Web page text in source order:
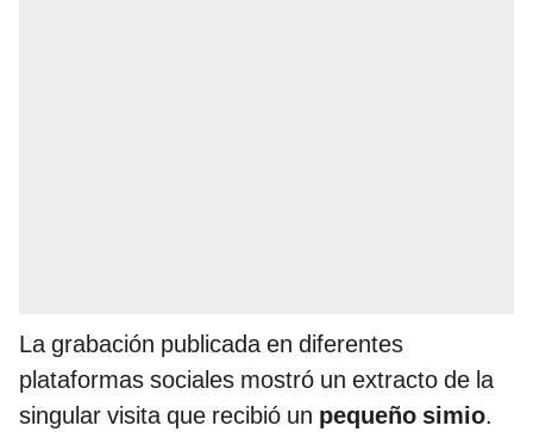
La grabación publicada en diferentes
plataformas sociales mostró un extracto de la
singular visita que recibió un pequeño simio.